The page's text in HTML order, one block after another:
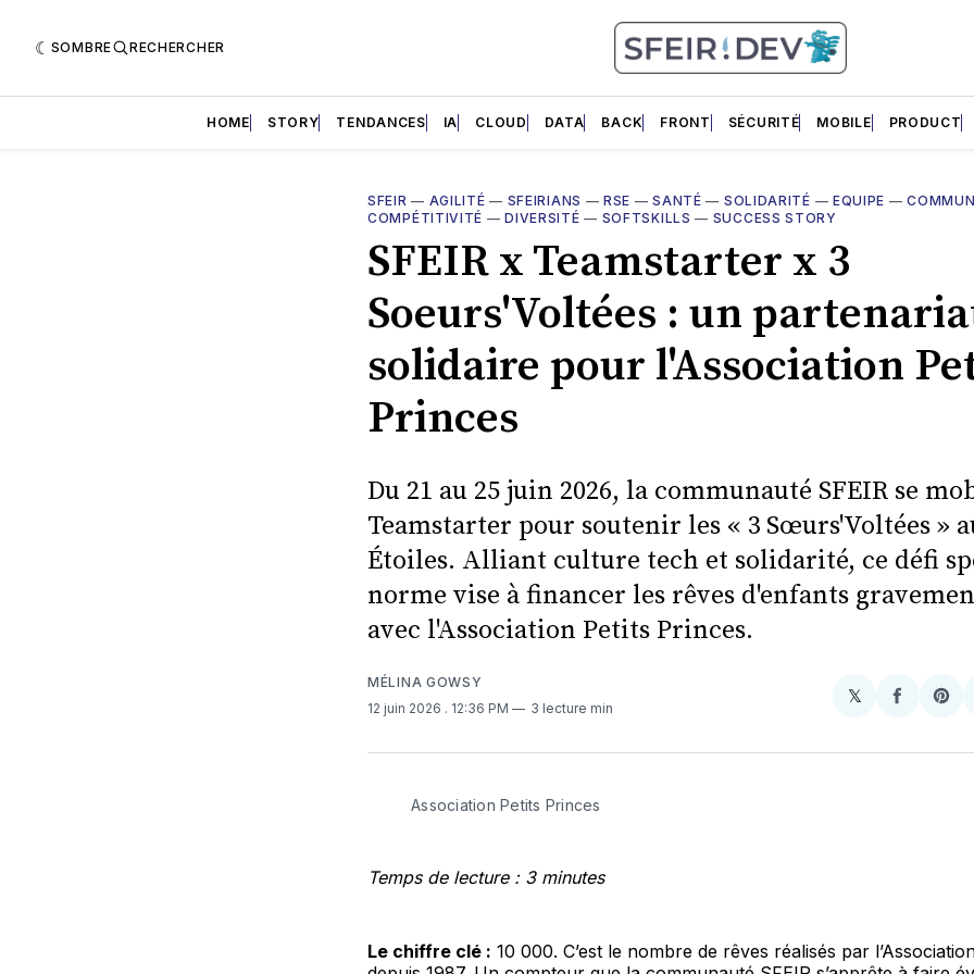
SOMBRE RECHERCHER
HOME STORY TENDANCES IA CLOUD DATA BACK FRONT SÉCURITÉ MOBILE PRODUCT
SFEIR — AGILITÉ — SFEIRIANS —RSE —SANTÉ — SOLIDARITÉ — EQUIPE —
COMPÉTITIVITÉ —DIVERSITÉ — SOFTSKILLS — SUCCESS STORY
SFEIR x Teamstarter x 3
Soeurs'Voltées : un
solidaire pour l'Association
Princes
Du 21 au 25 juin 2026, la communauté SFEIR se
Teamstarter pour soutenir les « 3 Sœurs'Voltées »
Étoiles. Alliant culture tech et solidarité, ce défi
norme vise à financer les rêves d'enfants
avec l'Association Petits Princes.
MÉLINA GOWSY
12 juin 2026 . 12:36 PM 3 lecture min
𝕏Share
X
Partager
Association Petits Princes
Temps de lecture : 3 minutes
Le chiffre clé : 10 000. C’est le nombre de rêves réalisés par